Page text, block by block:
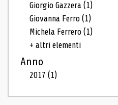
Giorgio Gazzera(1)
Giovanna Ferro(1)
Michela Ferrero(1)
+ altri elementi
Anno
2017(1)